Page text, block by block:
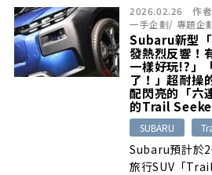
2026.02.26 作者
一手企劃/ 專題企
Subaru新型
發熱烈反響！
一樣好玩!?」
了！」超耐操
配閃亮的「六
的Trail
SUBARU
Subaru預計於
旅行SUV「